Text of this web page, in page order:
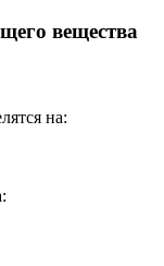
вещества
на: